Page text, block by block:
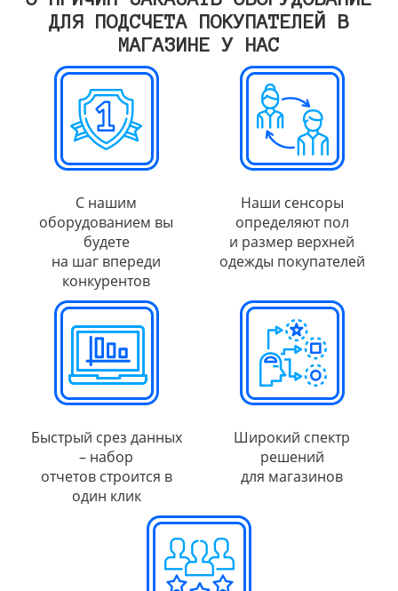
ДЛЯ ПОДСЧЕТА ПОКУПАТЕЛЕЙ В
МАГАЗИНЕ У НАС
С нашим
оборудованием вы
будете
на шаг впереди
конкурентов
Наши сенсоры
определяют пол
и размер верхней
одежды покупателей
Быстрый срез данных
– набор
отчетов строится в
один клик
Широкий спектр
решений
для магазинов